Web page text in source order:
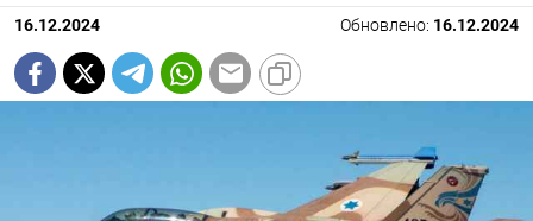
16.12.2024 Обновлено: 16.12.2024